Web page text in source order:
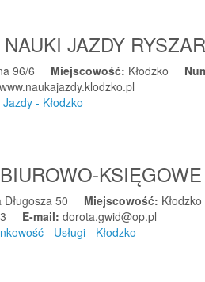
JAZDY
96/6 Miejscowość: Kłodzko
www.naukajazdy.klodzko.pl
- Kłodzko
Długosza 50 Miejscowość: Kłodzko
E-mail:dorota.gwid@op.pl
- Usługi - Kłodzko